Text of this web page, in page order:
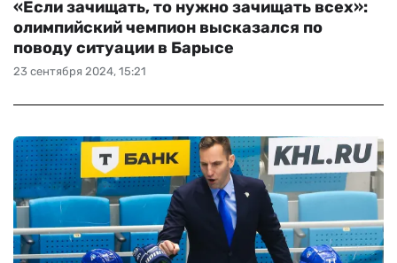
23 сентября 2024, 15:21
«Если зачищать, то нужно зачищать всех»:
олимпийский чемпион высказался по
поводу ситуации в Барысе